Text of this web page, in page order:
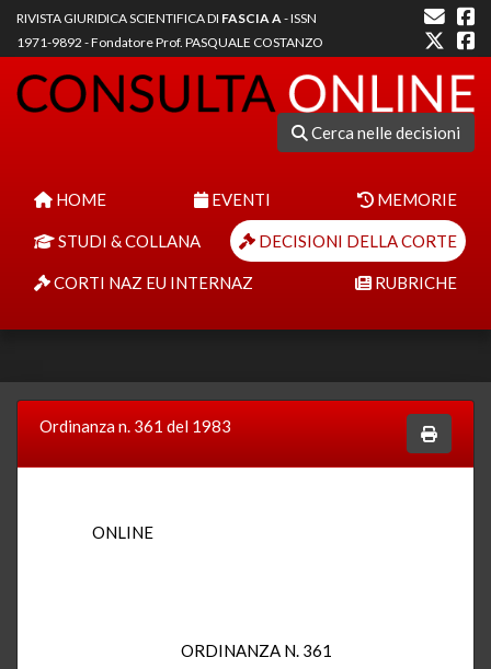
RIVISTA GIURIDICA SCIENTIFICA DI FASCIA A- ISSN
1971-9892 - Fondatore Prof. PASQUALE COSTANZO
Cerca nelle decisioni
HOME EVENTI MEMORIE
STUDI & COLLANA DECISIONI DELLA CORTE
CORTI NAZ EU INTERNAZ RUBRICHE
Ordinanza n. 361 del 1983
ONLINE
ORDINANZA N. 361